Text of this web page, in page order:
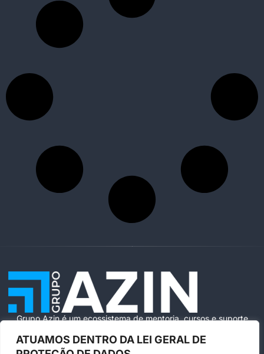
ATUAMOS DENTRO DA LEI GERAL DE
Grupo Azin é um ecossistema de mentoria, cursos e suporte
escala na Amazon Brasil.